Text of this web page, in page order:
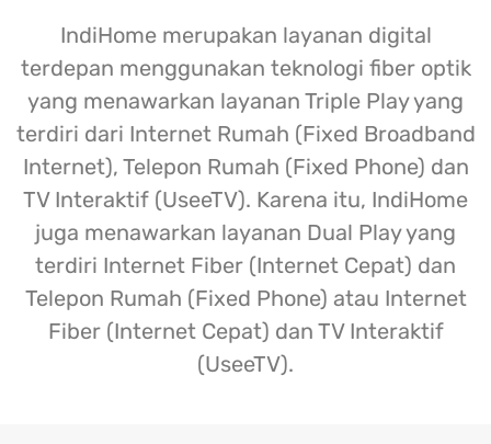
IndiHome merupakan layanan digital
terdepan menggunakan teknologi fiber optik
yang menawarkan layanan Triple Play yang
terdiri dari Internet Rumah (Fixed Broadband
Internet), Telepon Rumah (Fixed Phone) dan
TV Interaktif (UseeTV). Karena itu, IndiHome
juga menawarkan layanan Dual Play yang
terdiri Internet Fiber (Internet Cepat) dan
Telepon Rumah (Fixed Phone) atau Internet
Fiber (Internet Cepat) dan TV Interaktif
(UseeTV).